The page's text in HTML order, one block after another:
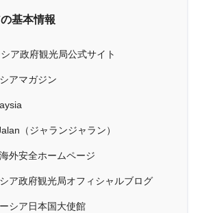
基本情報
ア政府観光局公式サイト
アマガジン
（ジャランジャラン）
外安全ホームページ
ア政府観光局オフィシャルブログ
シア日本国大使館